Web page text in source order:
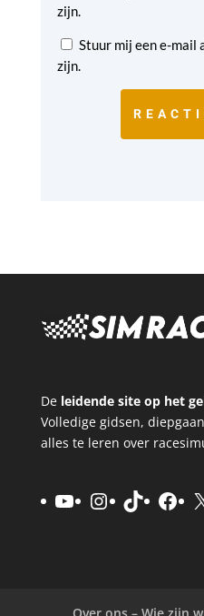
zijn.
Stuur mij een e-mail
zijn.
De leidende site op het
Volledige gidsen,
alles te leren over
YouTube
Instagram
TikTok X